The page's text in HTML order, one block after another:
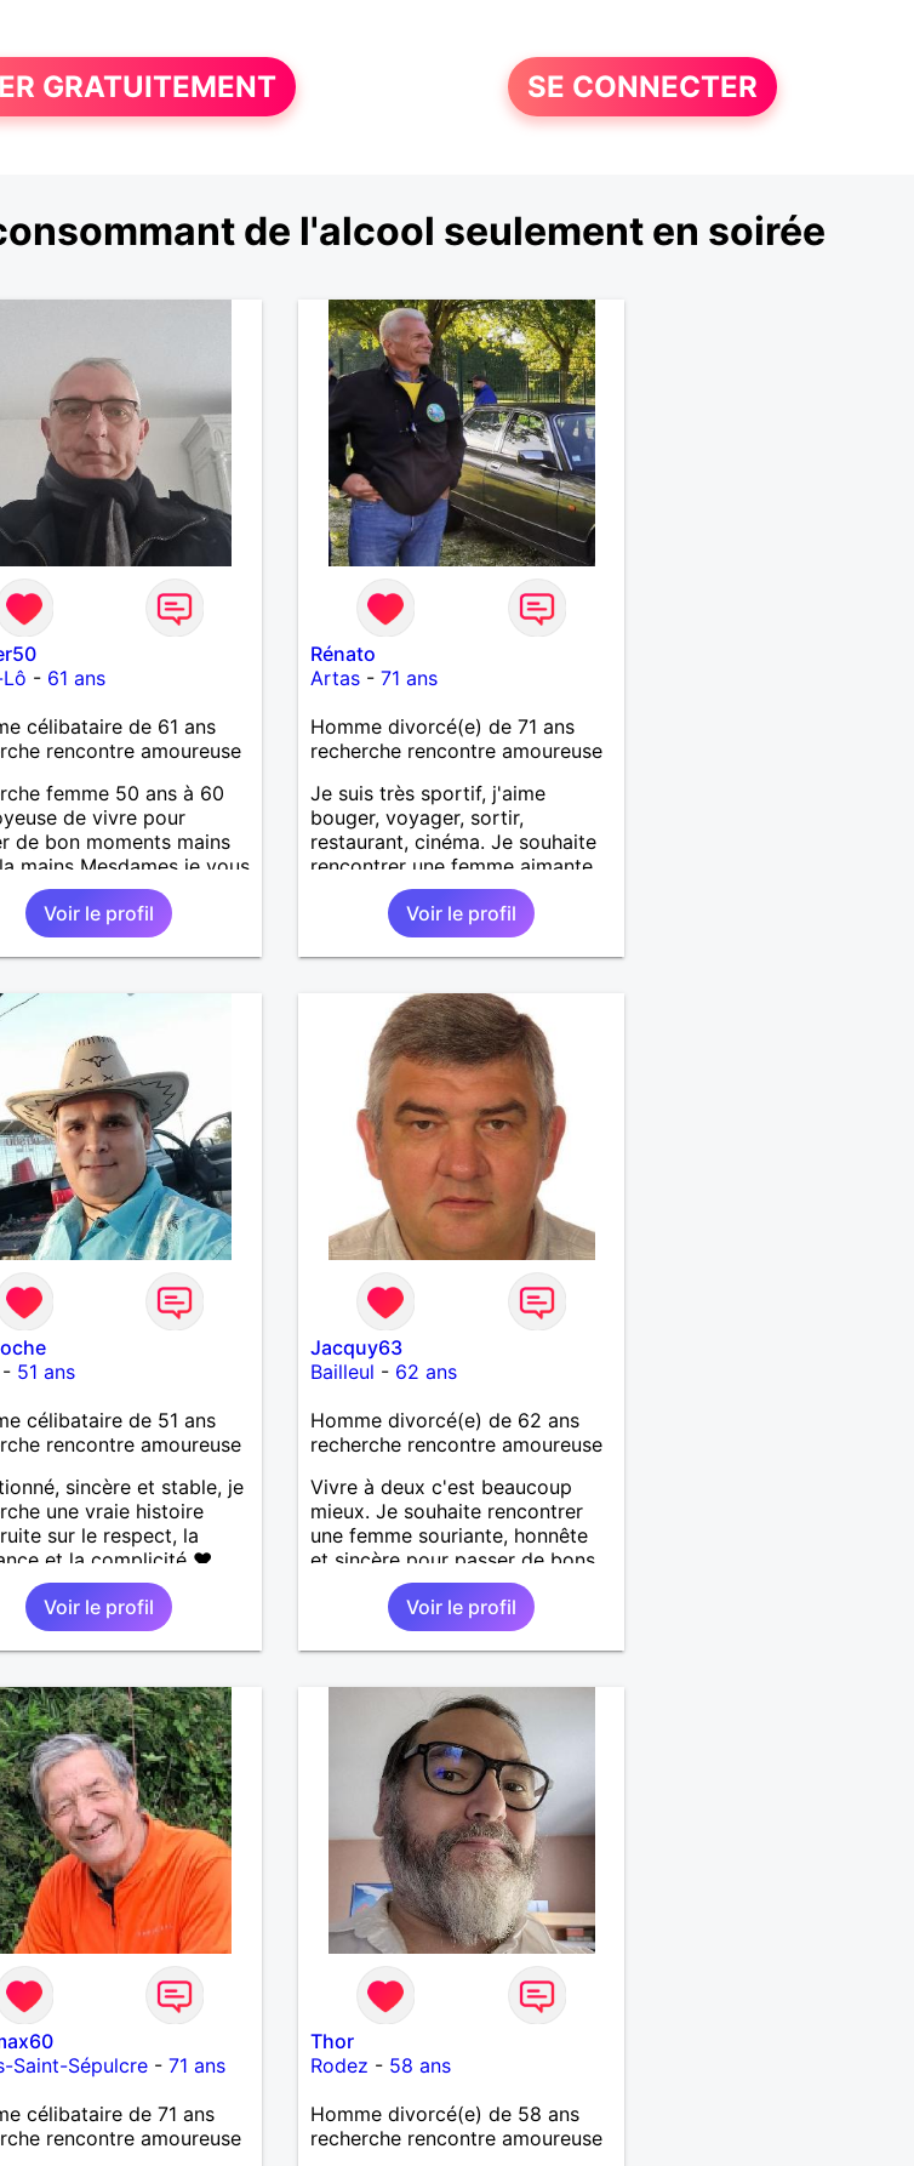
GRATUITEMENT SE CONNECTER
de l'alcool seulement en soirée
- 61 ans
célibataire de 61 ans
rencontre amoureuse
femme 50 ans à 60
de vivre pour
de bon moments mains
mains Mesdames je vous
de vous lire .
Voir le profil
Rénato
Artas -71 ans
Homme divorcé(e) de 71 ans
recherche rencontre amoureuse
Je suis très sportif, j'aime
bouger, voyager, sortir,
restaurant, cinéma. Je souhaite
rencontrer une femme aimante
pour, partager, aimer et la
rendre heureuse.Voir le profil
- 51 ans
célibataire de 51 ans
rencontre amoureuse
sincère et stable, je
une vraie histoire
sur le respect, la
et la complicité ❤️
les choses simples de la
nature, la mer, les
authentiques et les
au grand cœur 🌊🌿
moments de tendresse
calinous réguliers 😊❤️ La
finit parfois par peser,
si tu es en Nouvelle-
et que tu crois encore
vrai, prenons le
de discuter… et laissons
nous guider 🌹
Voir le profil
Jacquy63
Bailleul - 62 ans
Homme divorcé(e) de 62 ans
recherche rencontre amoureuse
Vivre à deux c'est beaucoup
mieux. Je souhaite rencontrer
une femme souriante, honnête
et sincère pour passer de bons
moments, qui aime plaisanter, se
balader et partager, je le
souhaite, notre complicité.
J'aime beaucoup les chantiers
se relaxer, se détendre et
finalement prendre du bon
temps. C'est difficile de tout
dire en quelques lignes. En
revanche, vous pouvez me
contacter pour avoir plus
d'informations. A bientôt
Voir le profil
Saint-Sépulcre- 71 ans
célibataire de 71 ans
rencontre amoureuse
Thor
Rodez - 58 ans
Homme divorcé(e) de 58 ans
recherche rencontre amoureuse